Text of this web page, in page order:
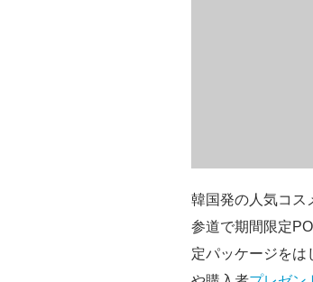
韓国発の人気コス
参道で期間限定
定パッケージをは